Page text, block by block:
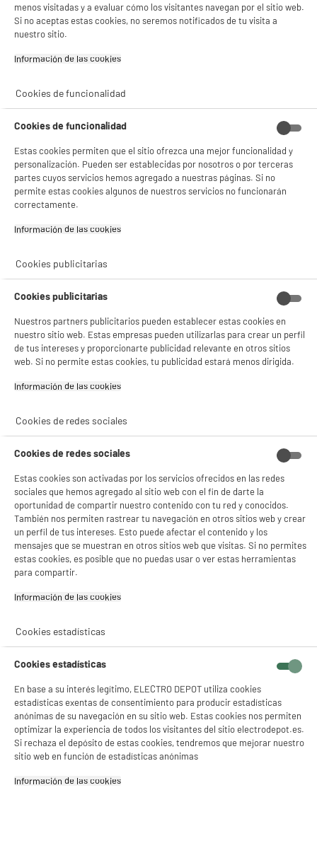
Advertencia
Peligroso. Lea las
Nombre del fabricante,
Dirección de envio
1 ROUTE DE VENDEVILLE
59155 FACHES THUMESNIL
correo electrónico
PRODUCTSUPPORT@CONTAC
T.ELECTRODEPOT.FR
Código del artículo 958341
menos visitadas y a evaluar cómo los visitantes navegan por el sitio web.
Si no aceptas estas cookies, no seremos notificados de tu visita a
nuestro sitio.
Información de las cookies‎
Cookies de funcionalidad
Cookies de funcionalidad
Estas cookies permiten que el sitio ofrezca una mejor funcionalidad y
personalización. Pueden ser establecidas por nosotros o por terceras
partes cuyos servicios hemos agregado a nuestras páginas. Si no
permite estas cookies algunos de nuestros servicios no funcionarán
correctamente.
Información de las cookies‎
Cookies publicitarias
Cookies publicitarias
Nuestros partners publicitarios pueden establecer estas cookies en
nuestro sitio web. Estas empresas pueden utilizarlas para crear un perfil
de tus intereses y proporcionarte publicidad relevante en otros sitios
web. Si no permite estas cookies, tu publicidad estará menos dirigida.
Información de las cookies‎
Cookies de redes sociales
Cookies de redes sociales
Estas cookies son activadas por los servicios ofrecidos en las redes
sociales que hemos agregado al sitio web con el fin de darte la
oportunidad de compartir nuestro contenido con tu red y conocidos.
También nos permiten rastrear tu navegación en otros sitios web y crear
un perfil de tus intereses. Esto puede afectar el contenido y los
mensajes que se muestran en otros sitios web que visitas. Si no permites
estas cookies, es posible que no puedas usar o ver estas herramientas
para compartir.
Información de las cookies‎
Cookies estadísticas
Cookies estadísticas
En base a su interés legítimo, ELECTRO DEPOT utiliza cookies
estadísticas exentas de consentimiento para producir estadísticas
anónimas de su navegación en su sitio web. Estas cookies nos permiten
optimizar la experiencia de todos los visitantes del sitio electrodepot.es.
Si rechaza el depósito de estas cookies, tendremos que mejorar nuestro
sitio web en función de estadísticas anónimas
Información de las cookies‎